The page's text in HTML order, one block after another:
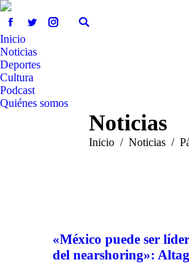
Inicio
Noticias
Deportes
Cultura
Podcast
Quiénes somos
Noticias
Estás aquí:
Inicio Noticias
«México puede ser
del nearshoring»: